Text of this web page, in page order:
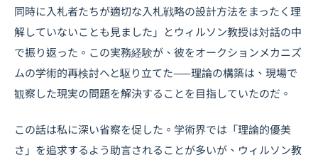
同時に入札者たちが適切な入札戦略の設計方法をまったく理
解していないことも見ました」とウィルソン教授は対話の中
で振り返った。この実務経験が、彼をオークションメカニズ
ムの学術的再検討へと駆り立てた——理論の構築は、現場で
観察した現実の問題を解決することを目指していたのだ。
この話は私に深い省察を促した。学術界では「理論的優美
さ」を追求するよう助言されることが多いが、ウィルソン教